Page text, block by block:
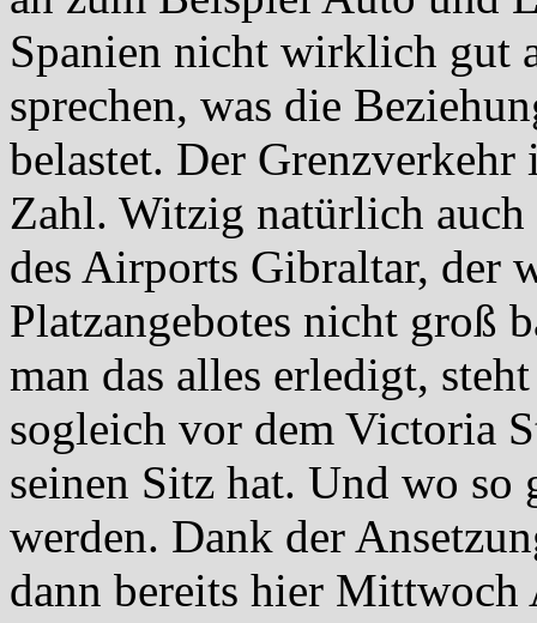
Spanien nicht wirklich gut
sprechen, was die
belastet. Der
Zahl. Witzig natürlich auch
des Airports Gibraltar, der
Platzangebotes nicht groß
man das alles erledigt,
sogleich vor dem Victoria
seinen Sitz hat. Und wo so
werden. Dank der
dann bereits hier Mittwoch